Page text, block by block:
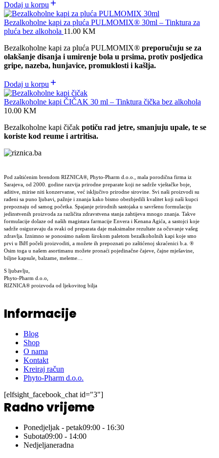
Dodaj u korpu
Bezalkoholne kapi za pluća PULMOMIX® 30ml – Tinktura za
pluća bez alkohola 11.00 KM
Bezalkoholne kapi za pluća PULMOMIX® preporučuju se za
olakšanje disanja i umirenje bola u prsima, protiv posljedica
gripe, nazeba, hunjavice, promuklosti i kašlja.
Dodaj u korpu
Bezalkoholne kapi ČIČAK 30 ml – Tinktura čička bez alkohola
10.00 KM
Bezalkoholne kapi čičak potiču rad jetre, smanjuju upale, te se
koriste kod reume i artritisa.
Pod zaštićenim brendom RIZNICA®, Phyto-Pharm d.o.o., mala porodična firma iz
Sarajeva, od 2000. godine razvija prirodne preparate koji ne sadrže vještačke boje,
aditive, mirise niti konzervanse, već isključivo prirodne sirovine. Svi naši proizvodi su
rađeni sa puno ljubavi, pažnje i znanja kako bismo obezbjedili kvalitet koji naši kupci
prepoznaju od samog početka. Spajanje prirodnih sastojaka u savršenu formulaciju
jedinstvenih proizvoda za različita zdravstvena stanja zahtijeva mnogo znanja. Takve
formulacije dolaze od naših magistara farmacije Envera i Kenana Agića, a sastojci koje
sadrže osiguravaju da svaki od preparata daje maksimalne rezultate za očuvanje vašeg
zdravlja. Iznimno se ponosimo našom širokom paletom bezalkoholnih kapi koje smo
prvi u BiH počeli proizvoditi, a možete ih prepoznati po zaštićenoj skraćenici b.a. ®
Osim toga u našem asortimanu možete pronaći pojedinačne čajeve, čajne mješavine,
biljne kapsule, balzame, meleme…
S ljubavlju,
Phyto-Pharm d.o.o,
RIZNICA® proizvoda od ljekovitog bilja
Informacije
Blog
Shop
O nama
Kontakt
Kreiraj račun
Phyto-Pharm d.o.o.
[elfsight_facebook_chat id="3"]
Radno vrijeme
Ponedjeljak - petak09:00 - 16:30
Subota09:00 - 14:00
Nedjeljaneradna